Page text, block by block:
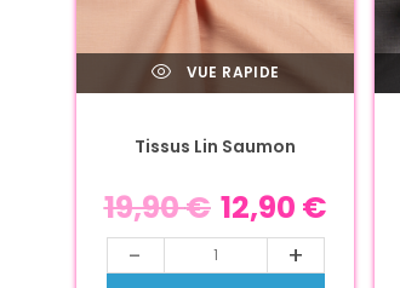
VUE RAPIDE
Tissus Lin Saumon
19,90€ 12,90 €
- +